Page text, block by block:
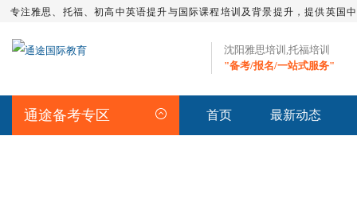
专注雅思、托福、初高中英语提升与国际课程培训及背景提升，提供英国
沈阳雅思培训,托福培训
"备考/报名/一站式服务"
通途备考专区 首页 最新动态